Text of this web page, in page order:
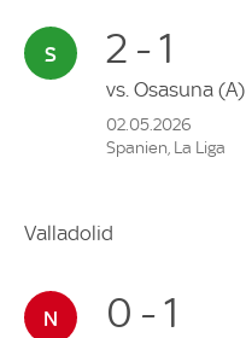
2 - 1
vs. Osasuna (A)
02.05.2026
Spanien, La Liga
Valladolid
0 - 1